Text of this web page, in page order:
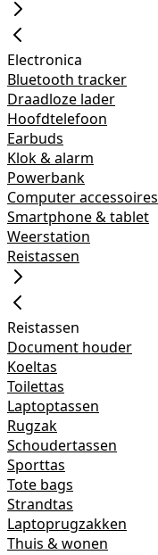
Electronica
Bluetooth tracker
Draadloze lader
Hoofdtelefoon
Earbuds
Klok & alarm
Powerbank
Computer accessoires
Smartphone & tablet
Weerstation
Reistassen
Reistassen
Document houder
Koeltas
Toilettas
Laptoptassen
Rugzak
Schoudertassen
Sporttas
Tote bags
Strandtas
Laptoprugzakken
Thuis & wonen